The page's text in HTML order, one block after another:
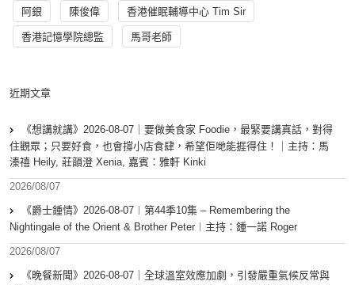
阿銀 陳俊偉 香港催眠輔導中心 Tim Sir
香港記憶學院總監 馬哥老師
近期文章
《想講就講》2026-08-07｜要做美食家 Foodie，最緊要講真話，對得
住觀眾；只要好食，也會撐小店食肆，希望佢哋能捱得住！｜主持：馬
溱禧 Heily, 莊韻澄 Xenia, 嘉賓：雅軒 Kinki
2026/08/07
《爵士鍾情》2026-08-07︱第44季10集 – Remembering the
Nightingale of the Orient & Brother Peter︱主持：鍾一諾 Roger
2026/08/07
《晚餐新聞》2026-08-07｜全球溫室效應加劇，引發嚴重氣候反常與